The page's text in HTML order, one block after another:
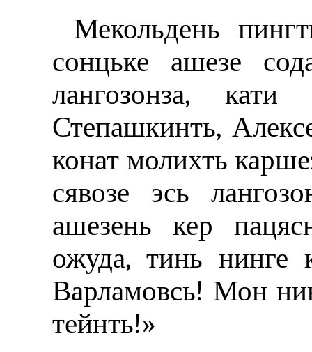
Мекольдень
сонцьке ашезе
лангозонза,
Степашкинть,
конат молихть
сявозе эсь
ашезень кер
ожуда, тинь нинге
Варламовсь! Мон
тейнть!»